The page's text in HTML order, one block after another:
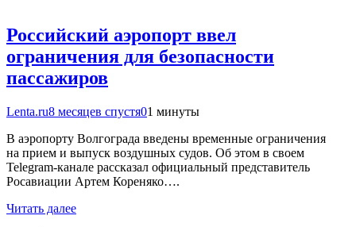
Российский аэропорт ввел
ограничения для безопасности
пассажиров
Lenta.ru8 месяцев спустя01 минуты
В аэропорту Волгограда введены временные ограничения
на прием и выпуск воздушных судов. Об этом в своем
Telegram-канале рассказал официальный представитель
Росавиации Артем Кореняко….
Читать далее